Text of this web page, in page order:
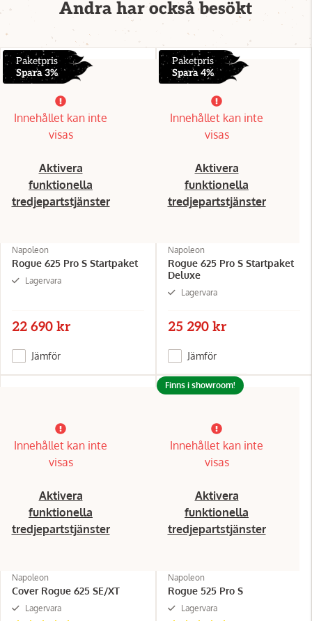
Andra har också besökt
Paketpris
Spara 3%
Innehållet kan inte
visas
Aktivera
funktionella
tredjepartstjänster
Napoleon
Rogue 625 Pro S Startpaket
Lagervara
22 690 kr
Jämför
Paketpris
Spara 4%
Innehållet kan inte
visas
Aktivera
funktionella
tredjepartstjänster
Napoleon
Rogue 625 Pro S Startpaket
Deluxe
Lagervara
25 290 kr
Jämför
Innehållet kan inte
visas
Aktivera
funktionella
tredjepartstjänster
Napoleon
Cover Rogue 625 SE/XT
Lagervara
Innehållet kan inte
visas
Aktivera
funktionella
tredjepartstjänster
Napoleon
Rogue 525 Pro S
Lagervara
Finns i showroom!